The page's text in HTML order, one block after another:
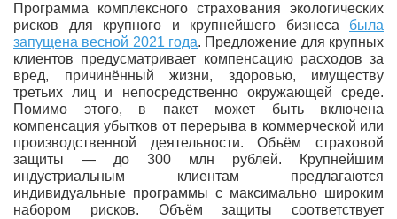
Программа комплексного страхования экологических
рисков для крупного и крупнейшего бизнеса была
запущена весной 2021 года. Предложение для крупных
клиентов предусматривает компенсацию расходов за
вред, причинённый жизни, здоровью, имуществу
третьих лиц и непосредственно окружающей среде.
Помимо этого, в пакет может быть включена
компенсация убытков от перерыва в коммерческой или
производственной деятельности. Объём страховой
защиты — до 300 млн рублей. Крупнейшим
индустриальным клиентам предлагаются
индивидуальные программы с максимально широким
набором рисков. Объём защиты соответствует